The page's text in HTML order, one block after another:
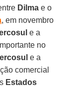
Dilma e o
, em novembro
e a
no
e a
comercial
Estados